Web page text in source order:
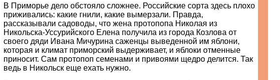
В Приморье дело обстояло сложнее. Российские сорта здесь плохо
приживались: какие гнили, какие вымерзали. Правда,
рассказывали садоводы, что жена протопопа Николая из
Никольска-Уссурийского Елена получила из города Козлова от
своего дяди Ивана Мичурина саженцы выведенной им яблони,
которая и климат приморский выдерживает, и яблоки отменные
приносит. Сам протопоп семенами и привоями щедро делится. Так
ведь в Никольск еще ехать нужно.